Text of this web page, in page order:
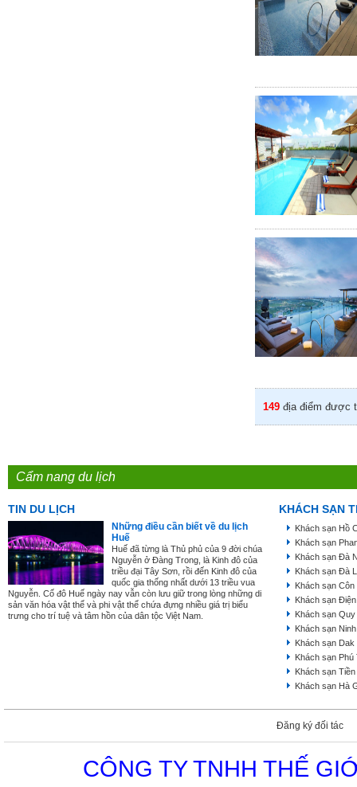
149 địa điểm được
Cẩm nang du lịch
TIN DU LỊCH
Những điều cần biết về du lịch
Huế
Huế đã từng là Thủ phủ của 9 đời chúa
Nguyễn ở Đàng Trong, là Kinh đô của
triều đại Tây Sơn, rồi đến Kinh đô của
quốc gia thống nhất dưới 13 triều vua
Nguyễn. Cố đô Huế ngày nay vẫn còn lưu giữ trong lòng những di
sản văn hóa vật thể và phi vật thể chứa đựng nhiều giá trị biểu
trưng cho trí tuệ và tâm hồn của dân tộc Việt Nam.
KHÁCH SẠN
Khách sạn Hồ
Khách sạn
Khách sạn Đà
Khách sạn Đà
Khách sạn
Khách sạn
Khách sạn
Khách sạn
Khách sạn Dak
Khách sạn Phú
Khách sạn
Khách sạn Hà
Đăng ký đối tác
CÔNG TY TNHH THẾ